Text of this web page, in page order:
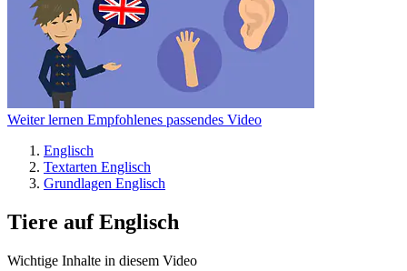
Weiter lernen Empfohlenes passendes Video
Englisch
Textarten Englisch
Grundlagen Englisch
Tiere auf Englisch
Wichtige Inhalte in diesem Video